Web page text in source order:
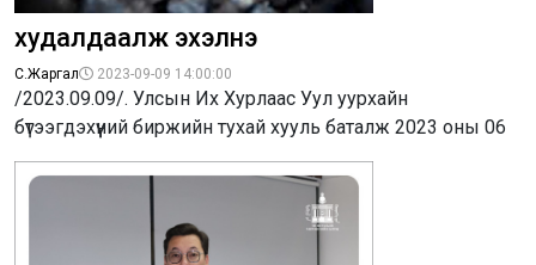
худалдаалж эхэлнэ
С.Жаргал 2023-09-09 14:00:00
/2023.09.09/. Улсын Их Хурлаас Уул уурхайн
бүтээгдэхүүний биржийн тухай хууль баталж 2023 оны 06